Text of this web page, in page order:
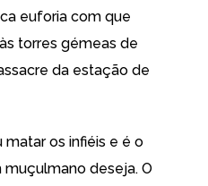
euforia com que
torres gémeas de
da estação de
os infiéis e é o
deseja. O